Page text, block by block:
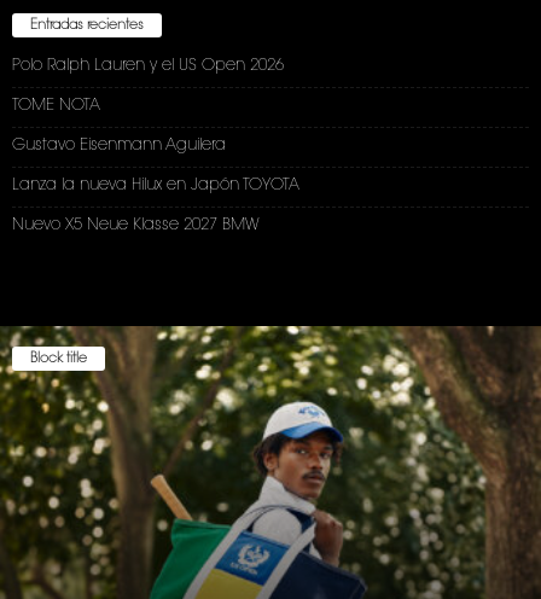
Entradas recientes
Polo Ralph Lauren y el US Open 2026
TOME NOTA
Gustavo Eisenmann Aguilera
Lanza la nueva Hilux en Japón TOYOTA
Nuevo X5 Neue Klasse 2027 BMW
Block title